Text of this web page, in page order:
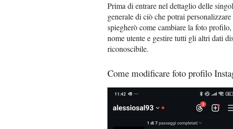
Prima di entrare nel dettaglio delle
generale di ciò che potrai
spiegherò come cambiare la foto
nome utente e gestire tutti gli altri dati
riconoscibile.
Come modificare foto profilo